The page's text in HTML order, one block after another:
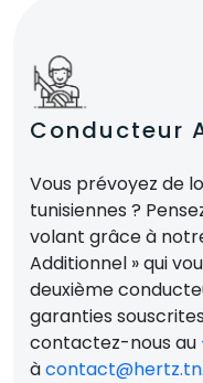
Conducteur
Vous prévoyez de
tunisiennes ?
volant grâce à
Additionnel » qui
deuxième
garanties
contactez-nous au
àcontact@hertz.tn.